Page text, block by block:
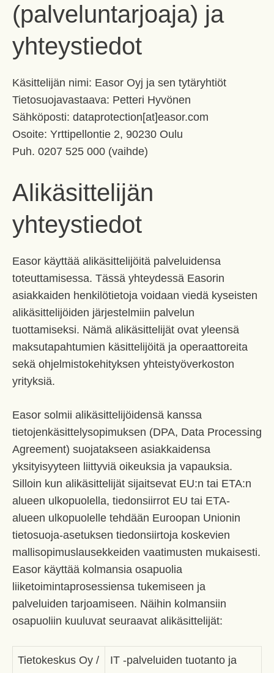
(palveluntarjoaja) ja
yhteystiedot
Käsittelijän nimi: Easor Oyj ja sen tytäryhtiöt
Tietosuojavastaava: Petteri Hyvönen
Sähköposti: dataprotection[at]easor.com
Osoite: Yrttipellontie 2, 90230 Oulu
Puh. 0207 525 000 (vaihde)
Alikäsittelijän
yhteystiedot
Easor käyttää alikäsittelijöitä palveluidensa
toteuttamisessa. Tässä yhteydessä Easorin
asiakkaiden henkilötietoja voidaan viedä kyseisten
alikäsittelijöiden järjestelmiin palvelun
tuottamiseksi. Nämä alikäsittelijät ovat yleensä
maksutapahtumien käsittelijöitä ja operaattoreita
sekä ohjelmistokehityksen yhteistyöverkoston
yrityksiä.
Easor solmii alikäsittelijöidensä kanssa
tietojenkäsittelysopimuksen (DPA, Data Processing
Agreement) suojatakseen asiakkaidensa
yksityisyyteen liittyviä oikeuksia ja vapauksia.
Silloin kun alikäsittelijät sijaitsevat EU:n tai ETA:n
alueen ulkopuolella, tiedonsiirrot EU tai ETA-
alueen ulkopuolelle tehdään Euroopan Unionin
tietosuoja-asetuksen tiedonsiirtoja koskevien
mallisopimuslausekkeiden vaatimusten mukaisesti.
Easor käyttää kolmansia osapuolia
liiketoimintaprosessiensa tukemiseen ja
palveluiden tarjoamiseen. Näihin kolmansiin
osapuoliin kuuluvat seuraavat alikäsittelijät:
Tietokeskus Oy /
IT -palveluiden tuotanto ja